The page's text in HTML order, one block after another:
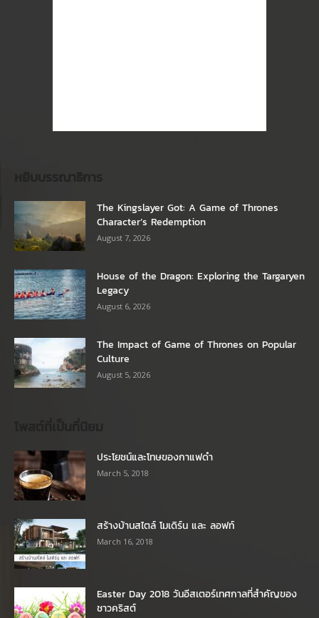
The Kingslayer Got: A Game of Thrones
Character’s Redemption
August 7, 2026
House of the Dragon: Exploring the Targaryen
Legacy
August 6, 2026
The Impact of Game of Thrones on Popular
Culture
August 5, 2026
ประโยชน์และโทษของกาแฟดำ
March 5, 2018
สร้างบ้านสไตล์ โมเดิร์น และ ลอฟท์
March 16, 2018
Easter Day 2018 วันอีสเตอร์เทศกาลที่สำคัญของ
ชาวคริสต์